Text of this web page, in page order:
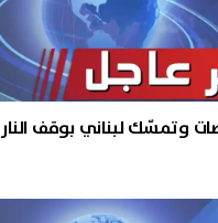
وتمسّك لبناني بوقف النار